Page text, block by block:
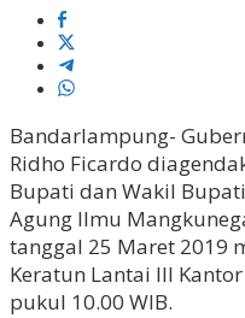
Bandarlampung-
Ridho Ficardo
Bupati dan Wakil
Agung Ilmu
tanggal 25 Maret 2019
Keratun Lantai III
pukul 10.00 WIB.